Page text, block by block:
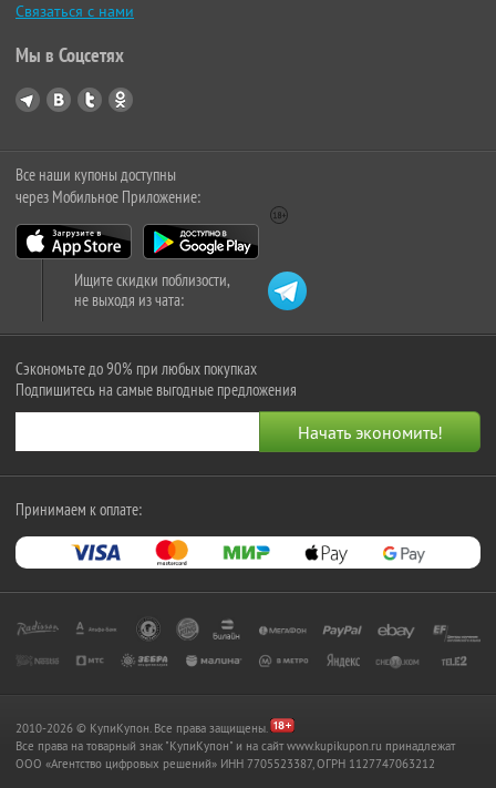
Связаться с нами
Мы в Соцсетях
Все наши купоны доступны
через Мобильное Приложение:
Ищите скидки поблизости,
не выходя из чата:
Сэкономьте до 90% при любых покупках
Подпишитесь на самые выгодные предложения
Принимаем к оплате:
2010-2026 © КупиКупон. Все права защищены.
Все права на товарный знак "КупиКупон" и на сайт www.kupikupon.ru принадлежат
OOO «Агентство цифровых решений» ИНН 7705523387, ОГРН 1127747063212